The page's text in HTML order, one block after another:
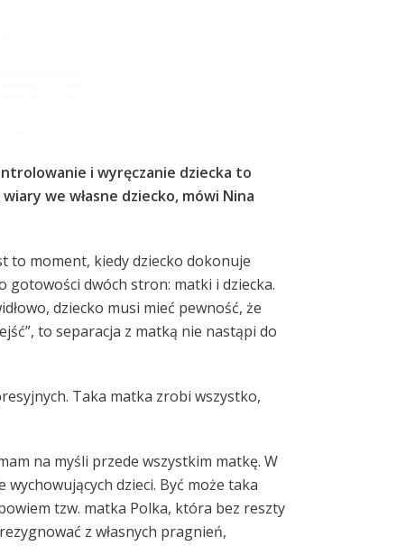
i wyręczanie dziecka to
we własne dziecko, mówi Nina
to moment, kiedy dziecko dokonuje
gotowości dwóch stron: matki i dziecka.
dziecko musi mieć pewność, że
to separacja z matką nie nastąpi do
Taka matka zrobi wszystko,
na myśli przede wszystkim matkę. W
dzieci. Być może taka
tzw. matka Polka, która bez reszty
z własnych pragnień,